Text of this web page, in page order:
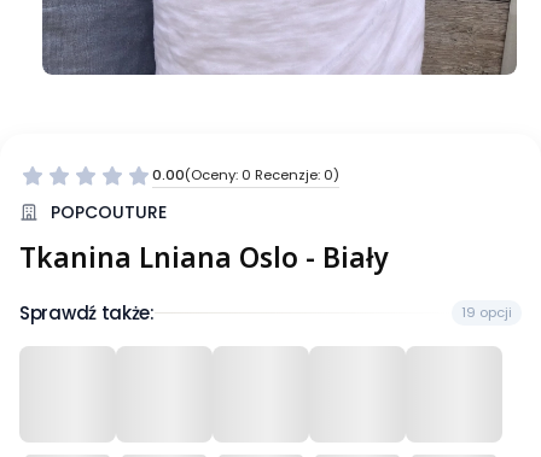
0.00(Oceny: 0 Recenzje: 0)
Przejdź do sekcji Opinie
POPCOUTURE
Tkanina Lniana Oslo - Biały
Sprawdź także: 19 opcji